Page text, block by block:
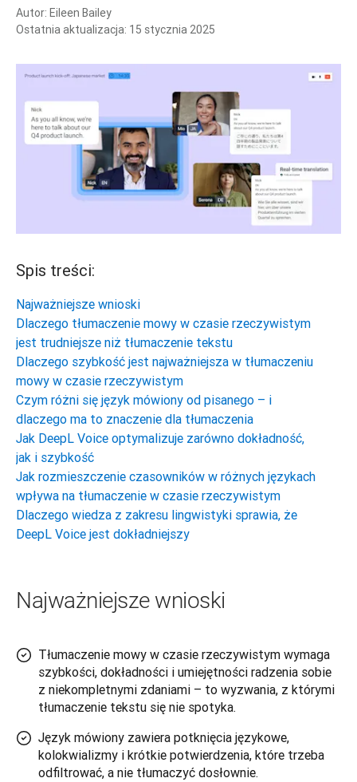
Autor: Eileen Bailey
Ostatnia aktualizacja: 15 stycznia 2025
Spis treści:
Najważniejsze wnioski
Dlaczego tłumaczenie mowy w czasie rzeczywistym
jest trudniejsze niż tłumaczenie tekstu
Dlaczego szybkość jest najważniejsza w tłumaczeniu
mowy w czasie rzeczywistym
Czym różni się język mówiony od pisanego – i
dlaczego ma to znaczenie dla tłumaczenia
Jak DeepL Voice optymalizuje zarówno dokładność,
jak i szybkość
Jak rozmieszczenie czasowników w różnych językach
wpływa na tłumaczenie w czasie rzeczywistym
Dlaczego wiedza z zakresu lingwistyki sprawia, że
DeepL Voice jest dokładniejszy
Najważniejsze wnioski
Tłumaczenie mowy w czasie rzeczywistym wymaga
szybkości, dokładności i umiejętności radzenia sobie
z niekompletnymi zdaniami – to wyzwania, z którymi
tłumaczenie tekstu się nie spotyka.
Język mówiony zawiera potknięcia językowe,
kolokwializmy i krótkie potwierdzenia, które trzeba
odfiltrować, a nie tłumaczyć dosłownie.